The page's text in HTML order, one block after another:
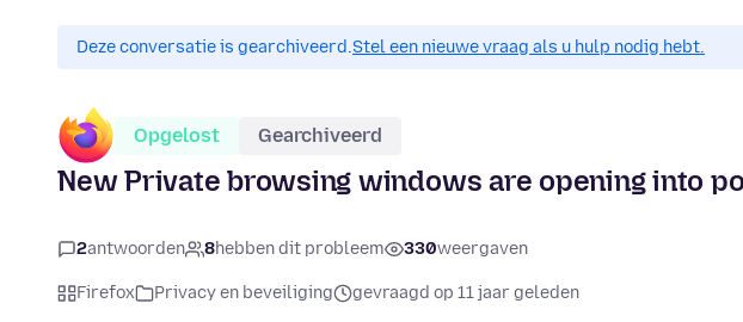
Deze conversatie is gearchiveerd.Stel een nieuwe vraag als u hulp nodig hebt.
Opgelost Gearchiveerd
New Private browsing windows are opening into
2antwoorden 8hebben dit probleem 330weergaven
Firefox Privacy en beveiliging gevraagd op 11 jaar geleden